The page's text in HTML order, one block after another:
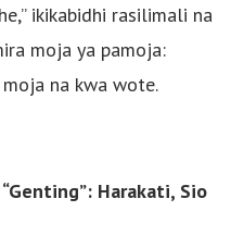
ikikabidhi rasilimali na
moja ya pamoja:
na kwa wote.
Harakati, Sio